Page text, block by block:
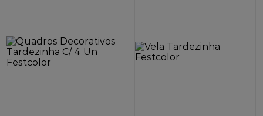
9º
caixa kraft
10º chocolate